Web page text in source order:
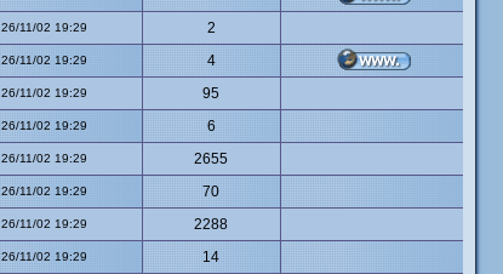
26/11/02 19:29
2
26/11/02 19:29
4
26/11/02 19:29
95
26/11/02 19:29
6
26/11/02 19:29
2655
26/11/02 19:29
70
26/11/02 19:29
2288
26/11/02 19:29
14